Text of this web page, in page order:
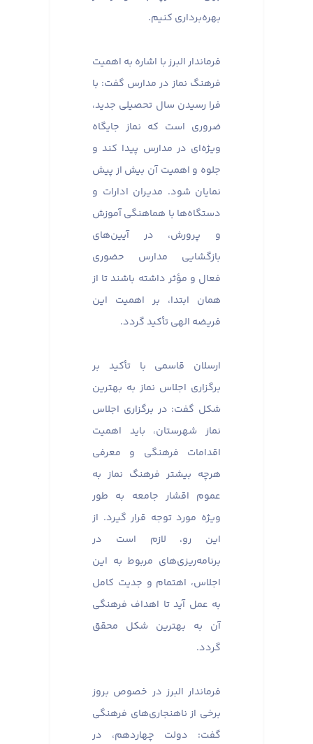
بهره‌برداری کنیم.
فرماندار البرز با اشاره به اهمیت
فرهنگ نماز در مدارس گفت: با
فرا رسیدن سال تحصیلی جدید،
ضروری است که نماز جایگاه
ویژه‌ای در مدارس پیدا کند و
جلوه و اهمیت آن بیش از پیش
نمایان شود. مدیران ادارات و
دستگاه‌ها با هماهنگی آموزش
و پرورش، در آیین‌های
بازگشایی مدارس حضوری
فعال و مؤثر داشته باشند تا از
همان ابتدا، بر اهمیت این
فریضه الهی تأکید گردد.
ارسلان قاسمی با تأکید بر
برگزاری اجلاس نماز به بهترین
شکل گفت: در برگزاری اجلاس
نماز شهرستان، باید اهمیت
اقدامات فرهنگی و معرفی
هرچه بیشتر فرهنگ نماز به
عموم اقشار جامعه به طور
ویژه مورد توجه قرار گیرد. از
این رو، لازم است در
برنامه‌ریزی‌های مربوط به این
اجلاس، اهتمام و جدیت کامل
به عمل آید تا اهداف فرهنگی
آن به بهترین شکل محقق
گردد.
فرماندار البرز در خصوص بروز
برخی از ناهنجاری‌های فرهنگی
گفت: دولت چهاردهم، در